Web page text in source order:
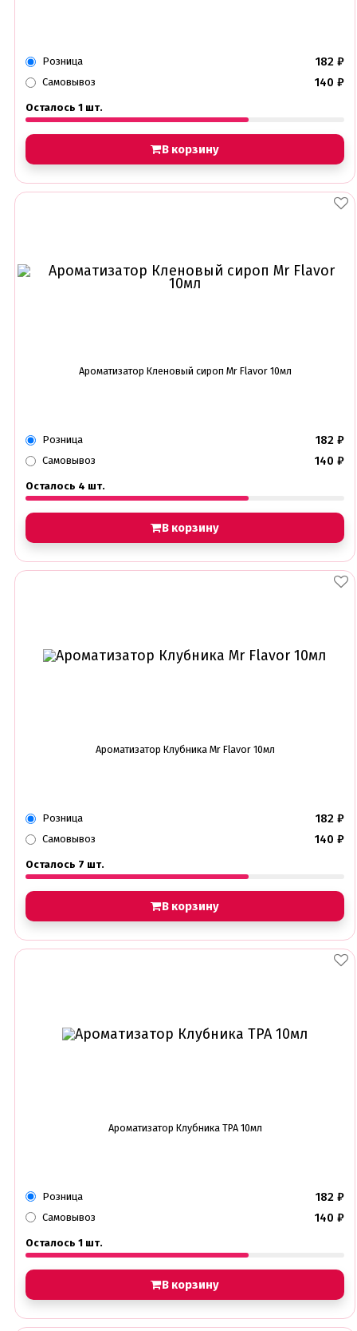
Розница 182 ₽
Самовывоз 140 ₽
Осталось 1 шт.
В корзину
Ароматизатор Кленовый сироп Mr Flavor 10мл
Розница 182 ₽
Самовывоз 140 ₽
Осталось 4 шт.
В корзину
Ароматизатор Клубника Mr Flavor 10мл
Розница 182 ₽
Самовывоз 140 ₽
Осталось 7 шт.
В корзину
Ароматизатор Клубника TPA 10мл
Розница 182 ₽
Самовывоз 140 ₽
Осталось 1 шт.
В корзину